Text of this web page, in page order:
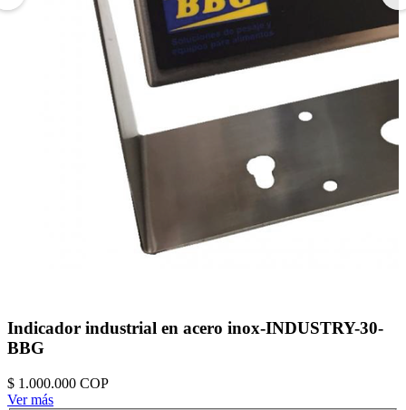
Indicador industrial en acero inox-INDUSTRY-30-
BBG
$ 1.000.000 COP
Ver más